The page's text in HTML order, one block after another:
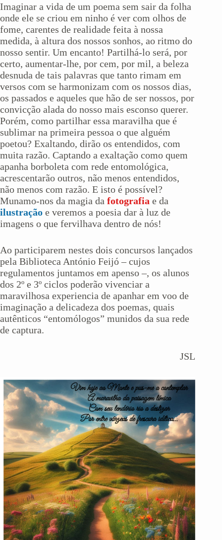
Imaginar a vida de um poema sem sair da folha
onde ele se criou em ninho é ver com olhos de
fome, carentes de realidade feita à nossa
medida, à altura dos nossos sonhos, ao ritmo do
nosso sentir. Um encanto! Partilhá-lo será, por
certo, aumentar-lhe, por cem, por mil, a beleza
desnuda de tais palavras que tanto rimam em
versos com se harmonizam com os nossos dias,
os passados e aqueles que hão de ser nossos, por
convicção alada do nosso mais esconso querer.
Porém, como partilhar essa maravilha que é
sublimar na primeira pessoa o que alguém
poetou? Exaltando, dirão os entendidos, com
muita razão. Captando a exaltação como quem
apanha borboleta com rede entomológica,
acrescentarão outros, não menos entendidos,
não menos com razão. E isto é possível?
Munamo-nos da magia da fotografia e da
ilustração e veremos a poesia dar à luz de
imagens o que fervilhava dentro de nós!
Ao participarem nestes dois concursos lançados
pela Biblioteca António Feijó – cujos
regulamentos juntamos em apenso –, os alunos
dos 2º e 3º ciclos poderão vivenciar a
maravilhosa experiencia de apanhar em voo de
imaginação a delicadeza dos poemas, quais
autênticos “entomólogos” munidos da sua rede
de captura.
JSL